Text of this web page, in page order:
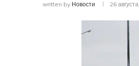
written by Новости 26